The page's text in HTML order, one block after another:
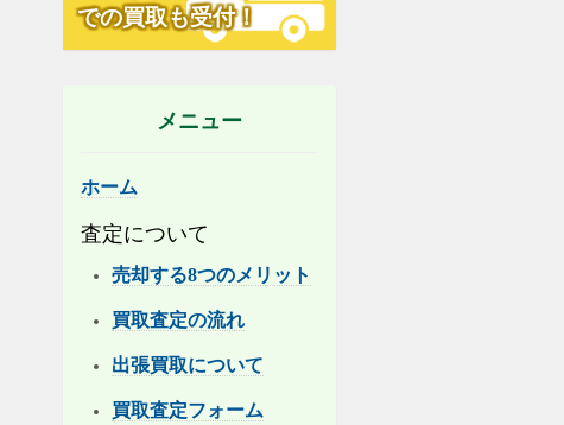
での買取も受付！
メニュー
ホーム
査定について
売却する8つのメリット
買取査定の流れ
出張買取について
買取査定フォーム